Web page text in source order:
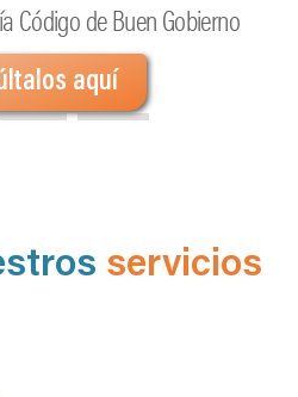
Código de Buen Gobierno
aquí
Código de Buen Gobierno
aquí
servicios